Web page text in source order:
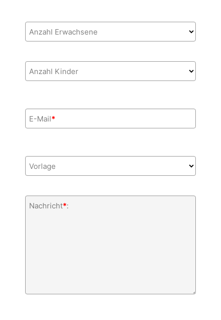
Anzahl Erwachsene
Anzahl Kinder
E-Mail*
Vorlage
Nachricht*: